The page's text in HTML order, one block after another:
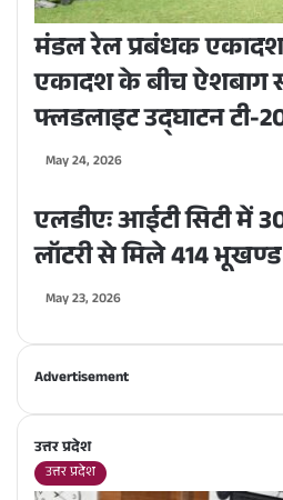
मंडल रेल प्रबंधक एकादश
एकादश के बीच ऐशबाग
फ्लडलाइट उद्घाटन टी-
May 24, 2026
एलडीएः आईटी सिटी में
लॉटरी से मिले 414 भूखण्ड
May 23, 2026
Advertisement
उत्तर प्रदेश
उत्तर प्रदेश